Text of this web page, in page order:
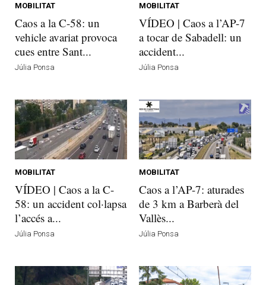
MOBILITAT
Caos a la C-58: un
vehicle avariat provoca
cues entre Sant...
Júlia Ponsa
MOBILITAT
VÍDEO | Caos a l’AP-7
a tocar de Sabadell: un
accident...
Júlia Ponsa
MOBILITAT
VÍDEO | Caos a la C-
58: un accident col·lapsa
l’accés a...
Júlia Ponsa
MOBILITAT
Caos a l’AP-7: aturades
de 3 km a Barberà del
Vallès...
Júlia Ponsa